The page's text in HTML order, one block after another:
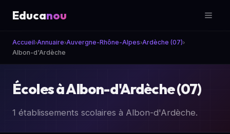
Educanou
Accueil›Annuaire›Auvergne-Rhône-Alpes›Ardèche (07)›
Albon-d'Ardèche
Écoles à Albon-d'Ardèche (07)
1 établissements scolaires à Albon-d'Ardèche.